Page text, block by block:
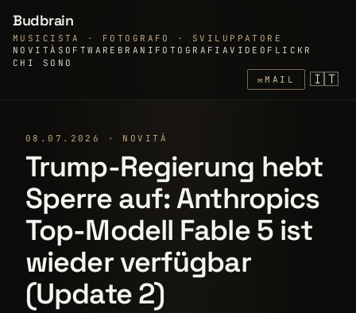
Budbrain
MUSICISTA · FOTOGRAFO · SVILUPPATORE
NOVITÀ SOFTWARE BRANI FOTOGRAFIAVIDEO FLICKR
CHI SONO
✉MAIL 🇮🇹
08.07.2026 · NOVITÀ
Trump-Regierung hebt
Sperre auf: Anthropics
Top-Modell Fable 5 ist
wieder verfügbar
(Update 2)